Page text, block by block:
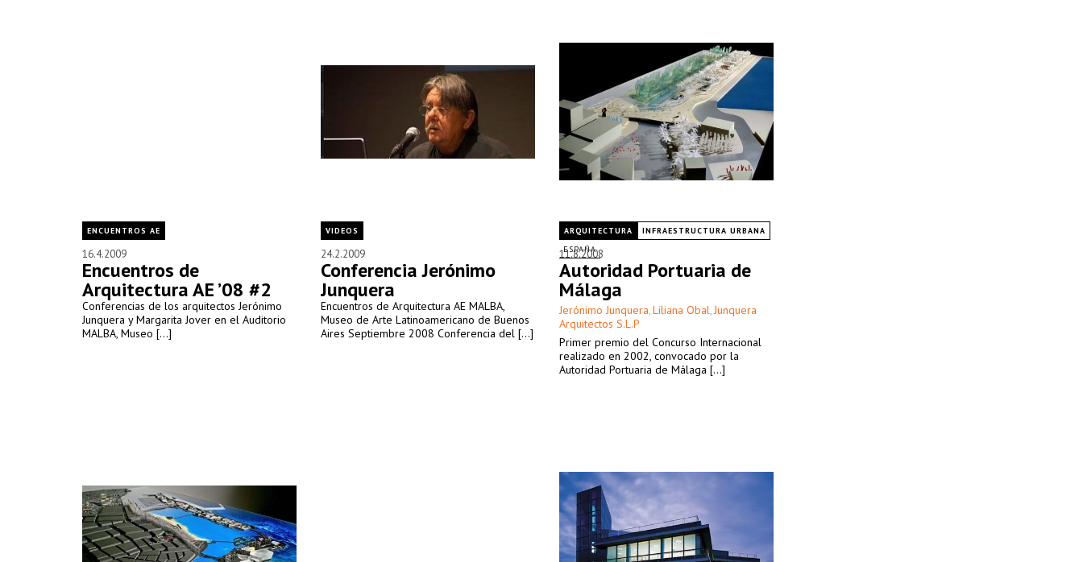
ENCUENTROS AE
16.4.2009
Encuentros de
Arquitectura AE ’08 #2
Conferencias de los arquitectos Jerónimo
Junquera y Margarita Jover en el Auditorio
MALBA, Museo [...]
VIDEOS
24.2.2009
Conferencia Jerónimo
Junquera
Encuentros de Arquitectura AE MALBA,
Museo de Arte Latinoamericano de Buenos
Aires Septiembre 2008 Conferencia del [...]
ARQUITECTURA
INFRAESTRUCTURA URBANA
ESPAÑA
11.8.2008
Autoridad Portuaria de
Málaga
Jerónimo Junquera, Liliana Obal, Junquera
Arquitectos S.L.P
Primer premio del Concurso Internacional
realizado en 2002, convocado por la
Autoridad Portuaria de Málaga [...]